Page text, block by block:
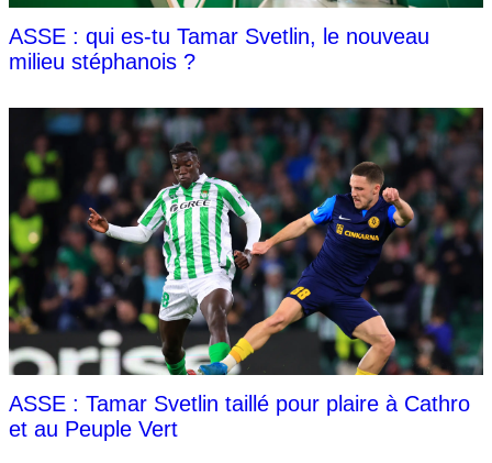
ASSE : qui es-tu Tamar Svetlin, le nouveau
milieu stéphanois ?
ASSE : Tamar Svetlin taillé pour plaire à Cathro
et au Peuple Vert